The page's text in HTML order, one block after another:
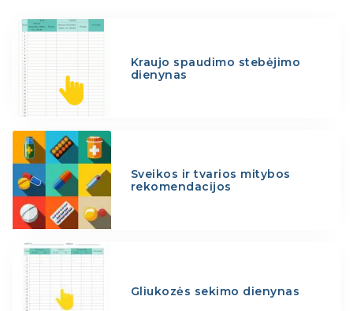
Kraujo spaudimo stebėjimo
dienynas
Sveikos ir tvarios mitybos
rekomendacijos
Gliukozės sekimo dienynas